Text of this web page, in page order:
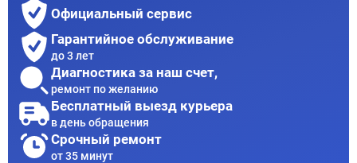
Официальный сервис
Гарантийное обслуживание
до 3 лет
Диагностика за наш счет,
ремонт по желанию
Бесплатный выезд курьера
в день обращения
Срочный ремонт
от 35 минут